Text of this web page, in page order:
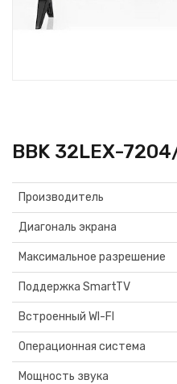
BBK 32LEX-
Производитель
Диагональ экрана
Максимальное разрешение
Поддержка SmartTV
Встроенный WI-FI
Операционная система
Мощность звука